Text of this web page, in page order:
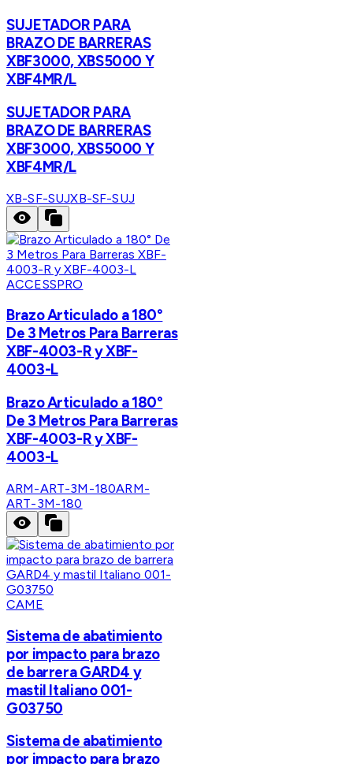
SUJETADOR PARA
BRAZO DE BARRERAS
XBF3000, XBS5000 Y
XBF4MR/L
SUJETADOR PARA
BRAZO DE BARRERAS
XBF3000, XBS5000 Y
XBF4MR/L
XB-SF-SUJXB-SF-SUJ
ACCESSPRO
Brazo Articulado a 180°
De 3 Metros Para Barreras
XBF-4003-R y XBF-
4003-L
Brazo Articulado a 180°
De 3 Metros Para Barreras
XBF-4003-R y XBF-
4003-L
ARM-ART-3M-180ARM-
ART-3M-180
CAME
Sistema de abatimiento
por impacto para brazo
de barrera GARD4 y
mastil Italiano 001-
G03750
Sistema de abatimiento
por impacto para brazo